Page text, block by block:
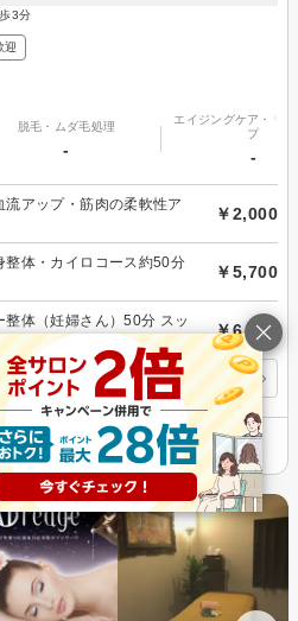
3分
迎
脱毛・ムダ毛処理
-
エイジングケア・リ
プ
-
流アップ・筋肉の柔軟性ア
￥2,000
整体・カイロコース約50分
￥5,700
整体（妊婦さん）50分 スッ
￥6,000
メニューを見る
情報を表示